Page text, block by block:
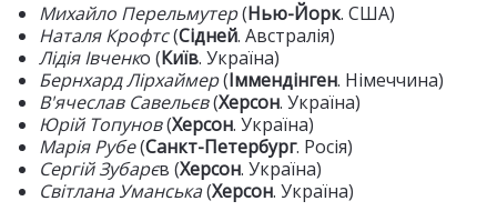
Михайло Перельмутер(Нью-Йорк. США)
Наталя Крофтс(Сідней. Австралія)
Лідія Івченко (Київ. Україна)
Бернхард Лірхаймер(Іммендінген. Німеччина)
В'ячеслав Савельєв(Херсон. Україна)
Юрій Топунов(Херсон. Україна)
Марія Рубе(Санкт-Петербург. Росія)
Сергій Зубарєв (Херсон. Україна)
Світлана Уманська(Херсон. Україна)